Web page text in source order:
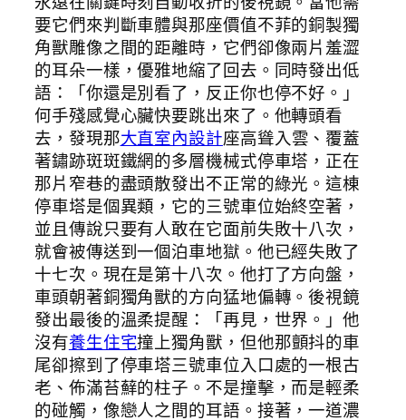
要它們來判斷車體與那座價值不菲的銅製獨
角獸雕像之間的距離時，它們卻像兩片羞澀
的耳朵一樣，優雅地縮了回去。同時發出低
語：「你還是別看了，反正你也停不好。」
何手殘感覺心臟快要跳出來了。他轉頭看
去，發現那大直室內設計座高聳入雲、覆蓋
著鏽跡斑斑鐵網的多層機械式停車塔，正在
那片窄巷的盡頭散發出不正常的綠光。這棟
停車塔是個異類，它的三號車位始終空著，
並且傳說只要有人敢在它面前失敗十八次，
就會被傳送到一個泊車地獄。他已經失敗了
十七次。現在是第十八次。他打了方向盤，
車頭朝著銅獨角獸的方向猛地偏轉。後視鏡
發出最後的溫柔提醒：「再見，世界。」他
沒有養生住宅撞上獨角獸，但他那顫抖的車
尾卻擦到了停車塔三號車位入口處的一根古
老、佈滿苔蘚的柱子。不是撞擊，而是輕柔
的碰觸，像戀人之間的耳語。接著，一道濃